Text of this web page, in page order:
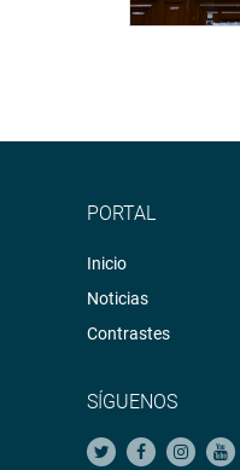
PORTAL
Inicio
Noticias
Contrastes
SÍGUENOS